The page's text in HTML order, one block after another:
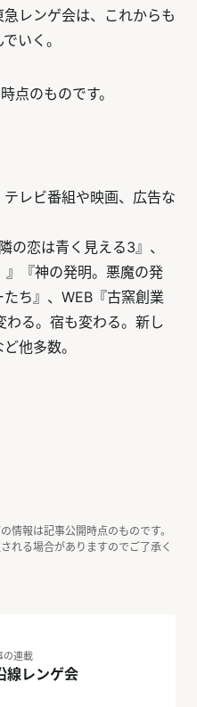
レンゲ会は、これからも
いく。
点のものです。
レビ番組や映画、広告な
の恋は青く見える3』、
』『神の発明。悪魔の発
ち』、WEB『古窯創業
る。宿も変わる。新し
他多数。
情報は記事公開時点のものです。
れる場合がありますのでご了承く
の連載
線レンゲ会